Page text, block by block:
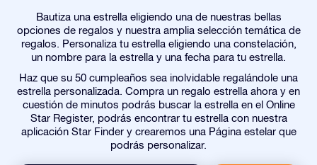
Bautiza una estrella eligiendo una de nuestras bellas
opciones de regalos y nuestra amplia selección temática de
regalos. Personaliza tu estrella eligiendo una constelación,
un nombre para la estrella y una fecha para tu estrella.
Haz que su 50 cumpleaños sea inolvidable regalándole una
estrella personalizada. Compra un regalo estrella ahora y en
cuestión de minutos podrás buscar la estrella en el Online
Star Register, podrás encontrar tu estrella con nuestra
aplicación Star Finder y crearemos una Página estelar que
podrás personalizar.